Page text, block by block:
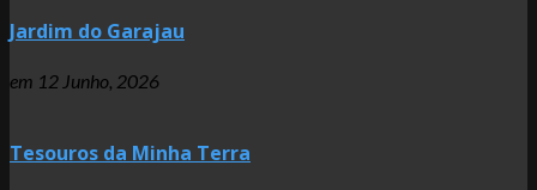
Jardim do Garajau
em 12 Junho, 2026
Tesouros da Minha Terra